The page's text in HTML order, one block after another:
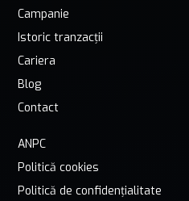
Campanie
Istoric tranzacții
Cariera
Blog
Contact
ANPC
Politică cookies
Politică de confidențialitate